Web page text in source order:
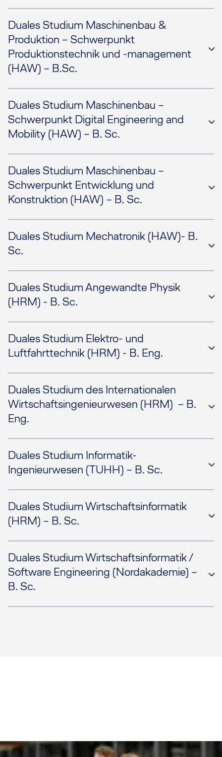
Duales Studium Maschinenbau &
Produktion – Schwerpunkt
Produktionstechnik und -management
(HAW) – B.Sc.
Duales Studium Maschinenbau –
Schwerpunkt Digital Engineering and
Mobility (HAW) – B. Sc.
Duales Studium Maschinenbau –
Schwerpunkt Entwicklung und
Konstruktion (HAW) – B. Sc.
Duales Studium Mechatronik (HAW)- B.
Sc.
Duales Studium Angewandte Physik
(HRM) - B. Sc.
Duales Studium Elektro- und
Luftfahrttechnik (HRM) - B. Eng.
Duales Studium des Internationalen
Wirtschaftsingenieurwesen (HRM) – B.
Eng.
Duales Studium Informatik-
Ingenieurwesen (TUHH) – B. Sc.
Duales Studium Wirtschaftsinformatik
(HRM) – B. Sc.
Duales Studium Wirtschaftsinformatik /
Software Engineering (Nordakademie) –
B. Sc.